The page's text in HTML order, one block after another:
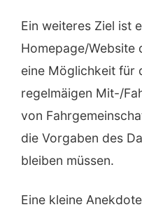
Ein weiteres Ziel ist
Homepage/Website
eine Möglichkeit für
regelmäigen Mit-/
von
die Vorgaben des
bleiben müssen.
Eine kleine